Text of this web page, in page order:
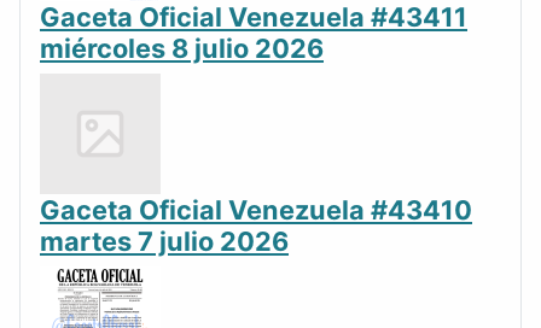
Gaceta Oficial Venezuela #43411
miércoles 8 julio 2026
Gaceta Oficial Venezuela #43410
martes 7 julio 2026